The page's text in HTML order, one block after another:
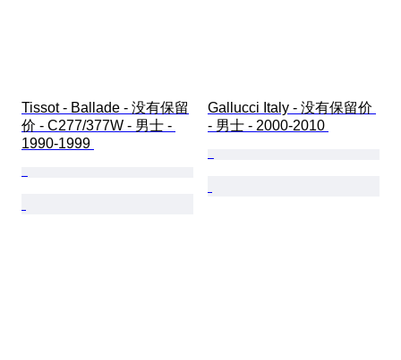
Tissot - Ballade - 没有保留
价 - C277/377W - 男士 -
1990-1999
Gallucci Italy - 没有保留价
- 男士 - 2000-2010